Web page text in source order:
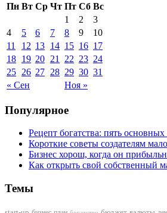
Пн Вт Ср Чт Пт Сб Вс
« Сен Ноя »
1 2
3
4
5 6 7 8 9
10
11
12 13 14 15 16 17
18 19 20 21 22 23 24
25 26 27 28 29 30 31
Популярное
Рецепт богатства: пять
Короткие советы создателям
Бизнес хорош, когда он
Как открыть свой собственный
Темы